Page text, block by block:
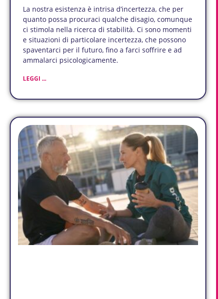
La nostra esistenza è intrisa d’incertezza, che per
quanto possa procuraci qualche disagio, comunque
ci stimola nella ricerca di stabilità. Ci sono momenti
e situazioni di particolare incertezza, che possono
spaventarci per il futuro, fino a farci soffrire e ad
ammalarci psicologicamente.
LEGGI ...